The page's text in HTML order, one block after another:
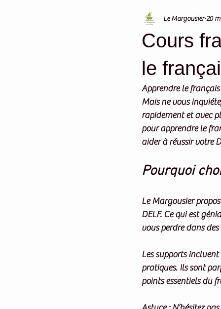
Cours
le
Le Margousier 20
Apprendre le
Mais ne vous
rapidement et avec
pour apprendre le
aider à réussir votre
Pourquoi
Le Margousier
DELF. Ce qui est
vous perdre dans
Les supports
pratiques. Ils sont
points essentiels du